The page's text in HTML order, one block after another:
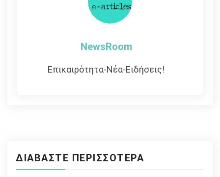
NewsRoom
Επικαιρότητα-Νέα-Ειδήσεις!
ΔΙΑΒΆΣΤΕ ΠΕΡΙΣΣΌΤΕΡΑ